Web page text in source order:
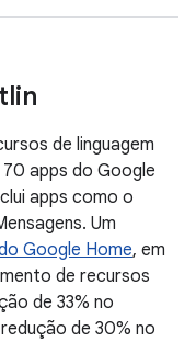
de linguagem
apps do Google
apps como o
Um
Google Home, em
de recursos
de 33% no
de 30% no